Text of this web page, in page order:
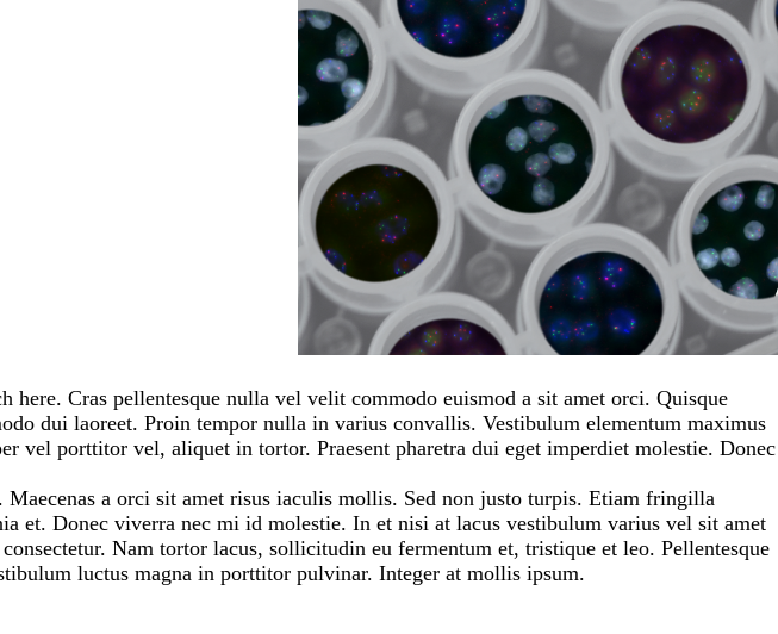
here. Cras pellentesque nulla vel velit commodo euismod a sit amet orci. Quisque
dui laoreet. Proin tempor nulla in varius convallis. Vestibulum elementum maximus
vel porttitor vel, aliquet in tortor. Praesent pharetra dui eget imperdiet molestie. Donec
a orci sit amet risus iaculis mollis. Sed non justo turpis. Etiam fringilla
et. Donec viverra nec mi id molestie. In et nisi at lacus vestibulum varius vel sit amet
Nam tortor lacus, sollicitudin eu fermentum et, tristique et leo. Pellentesque
luctus magna in porttitor pulvinar. Integer at mollis ipsum.